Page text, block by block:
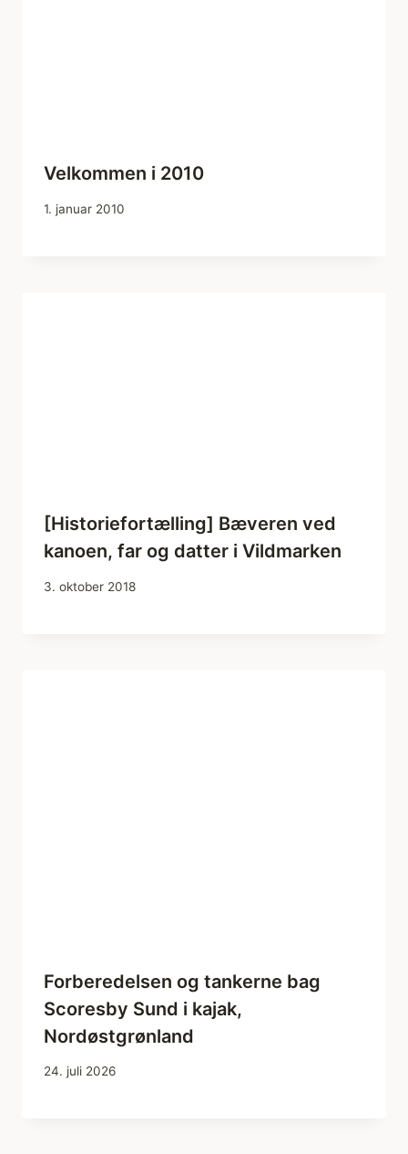
Velkommen i 2010
1. januar 2010
[Historiefortælling] Bæveren ved
kanoen, far og datter i Vildmarken
3. oktober 2018
Forberedelsen og tankerne bag
Scoresby Sund i kajak,
Nordøstgrønland
24. juli 2026